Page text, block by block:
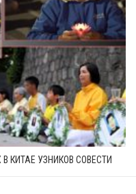
КИТАЕ УЗНИКОВ СОВЕСТИ